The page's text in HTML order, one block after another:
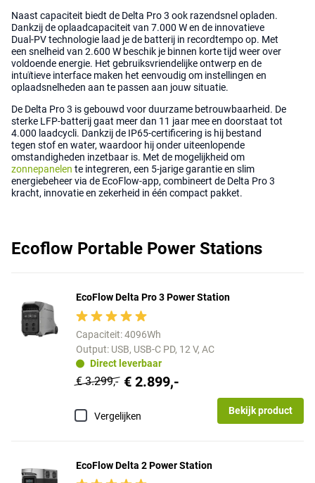
Naast capaciteit biedt de Delta Pro 3 ook razendsnel opladen.
Dankzij de oplaadcapaciteit van 7.000 W en de innovatieve
Dual-PV technologie laad je de batterij in recordtempo op. Met
een snelheid van 2.600 W beschik je binnen korte tijd weer over
voldoende energie. Het gebruiksvriendelijke ontwerp en de
intuïtieve interface maken het eenvoudig om instellingen en
oplaadsnelheden aan te passen aan jouw situatie.
De Delta Pro 3 is gebouwd voor duurzame betrouwbaarheid. De
sterke LFP-batterij gaat meer dan 11 jaar mee en doorstaat tot
4.000 laadcycli. Dankzij de IP65-certificering is hij bestand
tegen stof en water, waardoor hij onder uiteenlopende
omstandigheden inzetbaar is. Met de mogelijkheid om
zonnepanelen te integreren, een 5-jarige garantie en slim
energiebeheer via de EcoFlow-app, combineert de Delta Pro 3
kracht, innovatie en zekerheid in één compact pakket.
Ecoflow Portable Power Stations
EcoFlow Delta Pro 3 Power Station
Capaciteit: 4096Wh
Output: USB, USB-C PD, 12 V, AC
Direct leverbaar
€ 3.299,- € 2.899,-
Vergelijken Bekijk product
EcoFlow Delta 2 Power Station